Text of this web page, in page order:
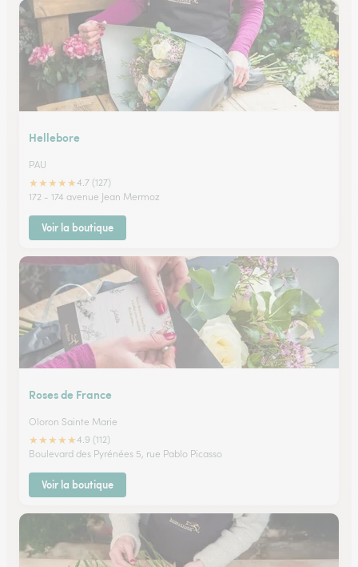
Hellebore
PAU
★★★★★4.7 (127)
172 - 174 avenue Jean Mermoz
Voir la boutique
Roses de France
Oloron Sainte Marie
★★★★★4.9 (112)
Boulevard des Pyrénées 5, rue Pablo Picasso
Voir la boutique